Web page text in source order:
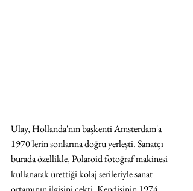
Ulay, Hollanda'nın başkenti Amsterdam'a
1970'lerin sonlarına doğru yerleşti. Sanatçı
burada özellikle, Polaroid fotoğraf makinesi
kullanarak ürettiği kolaj serileriyle sanat